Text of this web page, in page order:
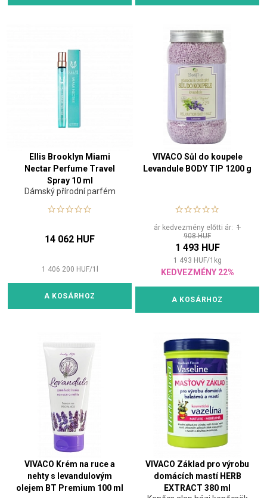
Ellis Brooklyn Miami
Nectar Perfume Travel
Spray 10 ml
Dámský přírodní parfém
14 062 HUF
1 406 200 HUF/1
A KOSÁRHOZ
VIVACO Sůl do koupele
Levandule BODY TIP 1200 g
ár kedvezmény előtti ár: 1
908 HUF
1 493 HUF
1 493 HUF/1 kg
KEDVEZMÉNY 22%
A KOSÁRHOZ
VIVACO Krém na ruce a
nehty s levandulovým
olejem BT Premium 100 ml
VIVACO Základ pro výrobu
domácích mastí HERB
EXTRACT 380 ml